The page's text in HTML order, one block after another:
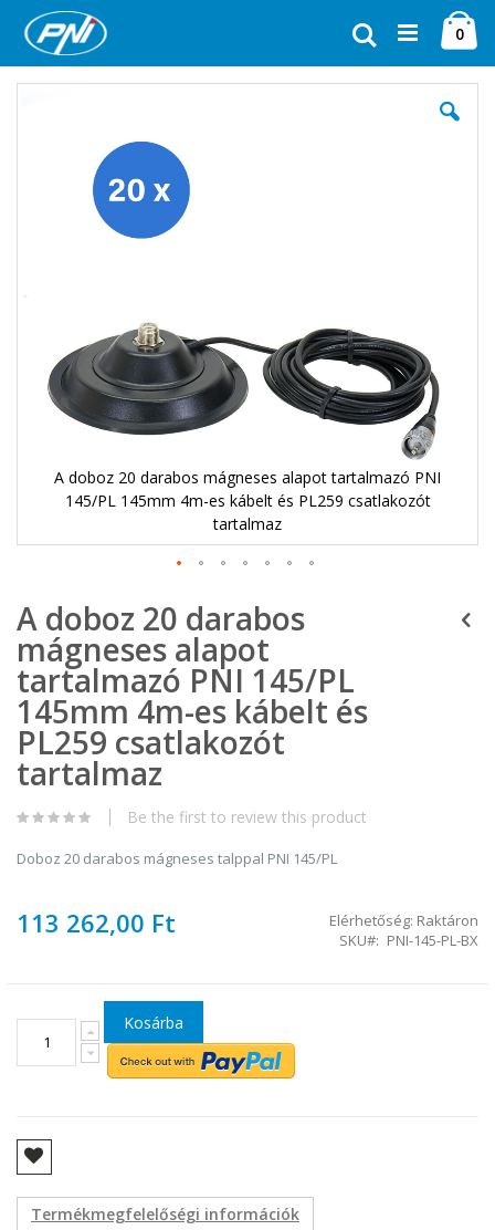
Ugrás
tartalomhoz
0
Keresés
A doboz 20 darabos mágneses alapot tartalmazó PNI
145/PL 145mm 4m-es kábelt és PL259 csatlakozót
tartalmaz
a
képgaléria
elejére
A doboz 20 darabos
mágneses alapot
tartalmazó PNI 145/PL
145mm 4m-es kábelt és
PL259 csatlakozót
tartalmaz
Be the first to review this product
Doboz 20 darabos mágneses talppal PNI 145/PL
113 262,00 Ft Elérhetőség: Raktáron
SKU
PNI-145-PL-BX
Kosárba
Termékmegfelelőségi információk